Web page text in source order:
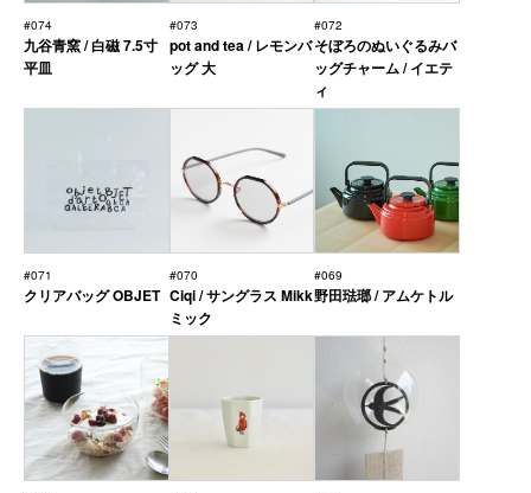
#074
九谷青窯 / 白磁 7.5寸
平皿
#073
pot and tea / レモンバ
ッグ 大
#072
そぼろのぬいぐるみバ
ッグチャーム / イエテ
ィ
#071
クリアバッグ OBJET
#070
Ciqi / サングラス Mikk
ミック
#069
野田琺瑯 / アムケトル